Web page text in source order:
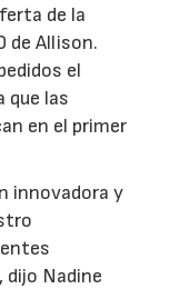
de la
de Allison.
el
que las
en el primer
innovadora y
dijo Nadine